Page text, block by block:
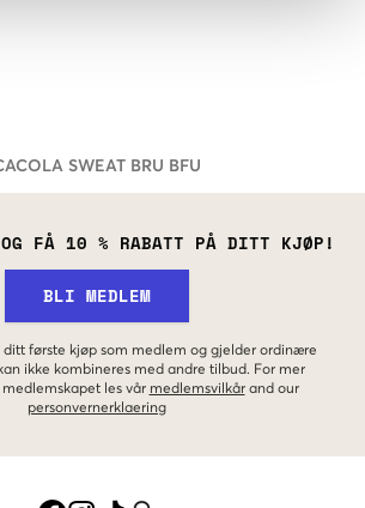
SWEAT BRU BFU
FÅ 10 % RABATT PÅ DITT KJØP!
BLI MEDLEM
første kjøp som medlem og gjelder ordinære
ikke kombineres med andre tilbud. For mer
les vår medlemsvilkår and our
personvernerklaering